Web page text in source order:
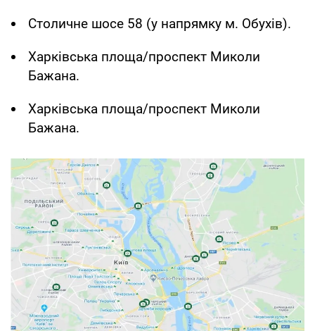
Столичне шосе 58 (у напрямку м. Обухів).
Харківська площа/проспект Миколи
Бажана.
Харківська площа/проспект Миколи
Бажана.